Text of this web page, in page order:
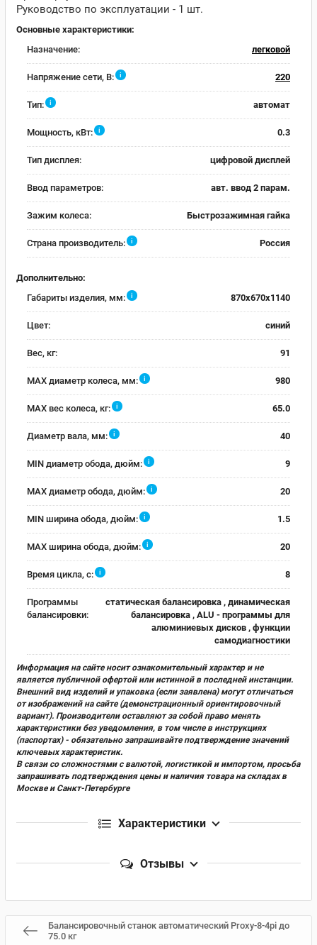
Руководство по эксплуатации - 1 шт.
Основные характеристики:
Назначение:
легковой
Напряжение сети, В: i 220
Тип: i автомат
Мощность, кВт: i 0.3
Тип дисплея: цифровой дисплей
Ввод параметров: авт. ввод 2 парам.
Зажим колеса: Быстрозажимная гайка
Страна производитель: i Россия
Дополнительно:
Габариты изделия, мм:
i 870x670x1140
Цвет: синий
Вес, кг: 91
MAX диаметр колеса, мм: i 980
MAX вес колеса, кг: i 65.0
Диаметр вала, мм: i 40
MIN диаметр обода, дюйм: i 9
MAX диаметр обода, дюйм: i 20
MIN ширина обода, дюйм: i 1.5
MAX ширина обода, дюйм: i 20
Время цикла, с: i 8
Программы
балансировки:
статическая балансировка , динамическая
балансировка , ALU - программы для
алюминиевых дисков , функции
самодиагностики
Информация на сайте носит ознакомительный характер и не
является публичной офертой или истинной в последней инстанции.
Внешний вид изделий и упаковка (если заявлена) могут отличаться
от изображений на сайте (демонстрационный ориентировочный
вариант). Производители оставляют за собой право менять
характеристики без уведомления, в том числе в инструкциях
(паспортах) - обязательно запрашивайте подтверждение значений
ключевых характеристик.
В связи со сложностями с валютой, логистикой и импортом, просьба
запрашивать подтверждения цены и наличия товара на складах в
Москве и Санкт-Петербурге
Характеристики
Отзывы
Балансировочный станок автоматический Proxy-8-4pi до
75.0 кг